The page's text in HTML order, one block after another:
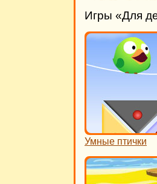
Игры «Для
Умные птички